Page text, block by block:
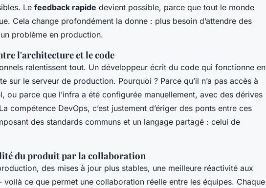
Le feedback rapide devient possible, parce que tout le monde
Cela change profondément la donne : plus besoin d’attendre des
problème en production.
l'architecture et le code
ralentissent tout. Un développeur écrit du code qui fonctionne en
sur le serveur de production. Pourquoi ? Parce qu’il n’a pas accès à
ou parce que l’infra a été configurée manuellement, avec des dérives
compétence DevOps, c’est justement d’ériger des ponts entre ces
des standards communs et un langage partagé : celui de
du produit par la collaboration
des mises à jour plus stables, une meilleure réactivité aux
voilà ce que permet une collaboration réelle entre les équipes. Chaque